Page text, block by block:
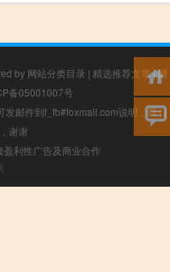
by 网站分类目录 | 精选推荐文章|网
备05001007号
发邮件到f_fb#foxmail.com说明，我们
谢谢
利性广告及商业合作